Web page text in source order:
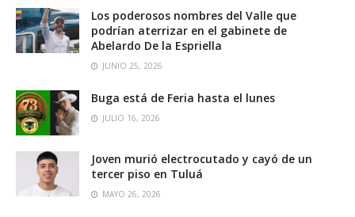
Los poderosos nombres del Valle que
podrían aterrizar en el gabinete de
Abelardo De la Espriella
JUNIO 25, 2026
Buga está de Feria hasta el lunes
JULIO 16, 2026
Joven murió electrocutado y cayó de un
tercer piso en Tuluá
MAYO 26, 2026